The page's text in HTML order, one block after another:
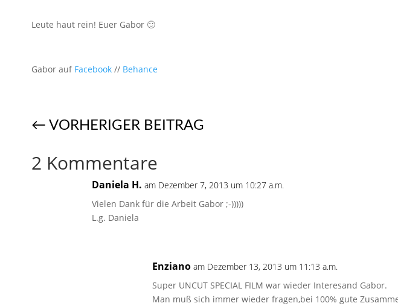
Leute haut rein! Euer Gabor 🙂
Gabor auf Facebook // Behance
← VORHERIGER BEITRAG
2 Kommentare
Daniela H. am Dezember 7, 2013 um 10:27 a.m.
Vielen Dank für die Arbeit Gabor ;-)))))
L.g. Daniela
Enziano am Dezember 13, 2013 um 11:13 a.m.
Super UNCUT SPECIAL FILM war wieder Interesand Gabor.
Man muß sich immer wieder fragen,bei 100% gute